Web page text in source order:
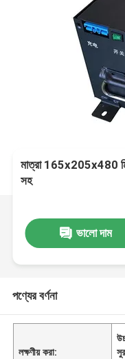
মাত্রা 165x205x480
সহ
ভালো দাম
পণ্যের বর্ণনা
লক্ষণীয় করা: